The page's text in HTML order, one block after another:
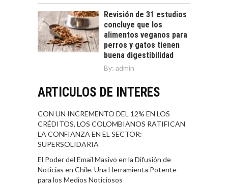
Revisión de 31 estudios
concluye que los
alimentos veganos para
perros y gatos tienen
buena digestibilidad
By: admin
ARTÍCULOS DE INTERÉS
CON UN INCREMENTO DEL 12% EN LOS
CRÉDITOS, LOS COLOMBIANOS RATIFICAN
LA CONFIANZA EN EL SECTOR:
SUPERSOLIDARIA
El Poder del Email Masivo en la Difusión de
Noticias en Chile. Una Herramienta Potente
para los Medios Noticiosos